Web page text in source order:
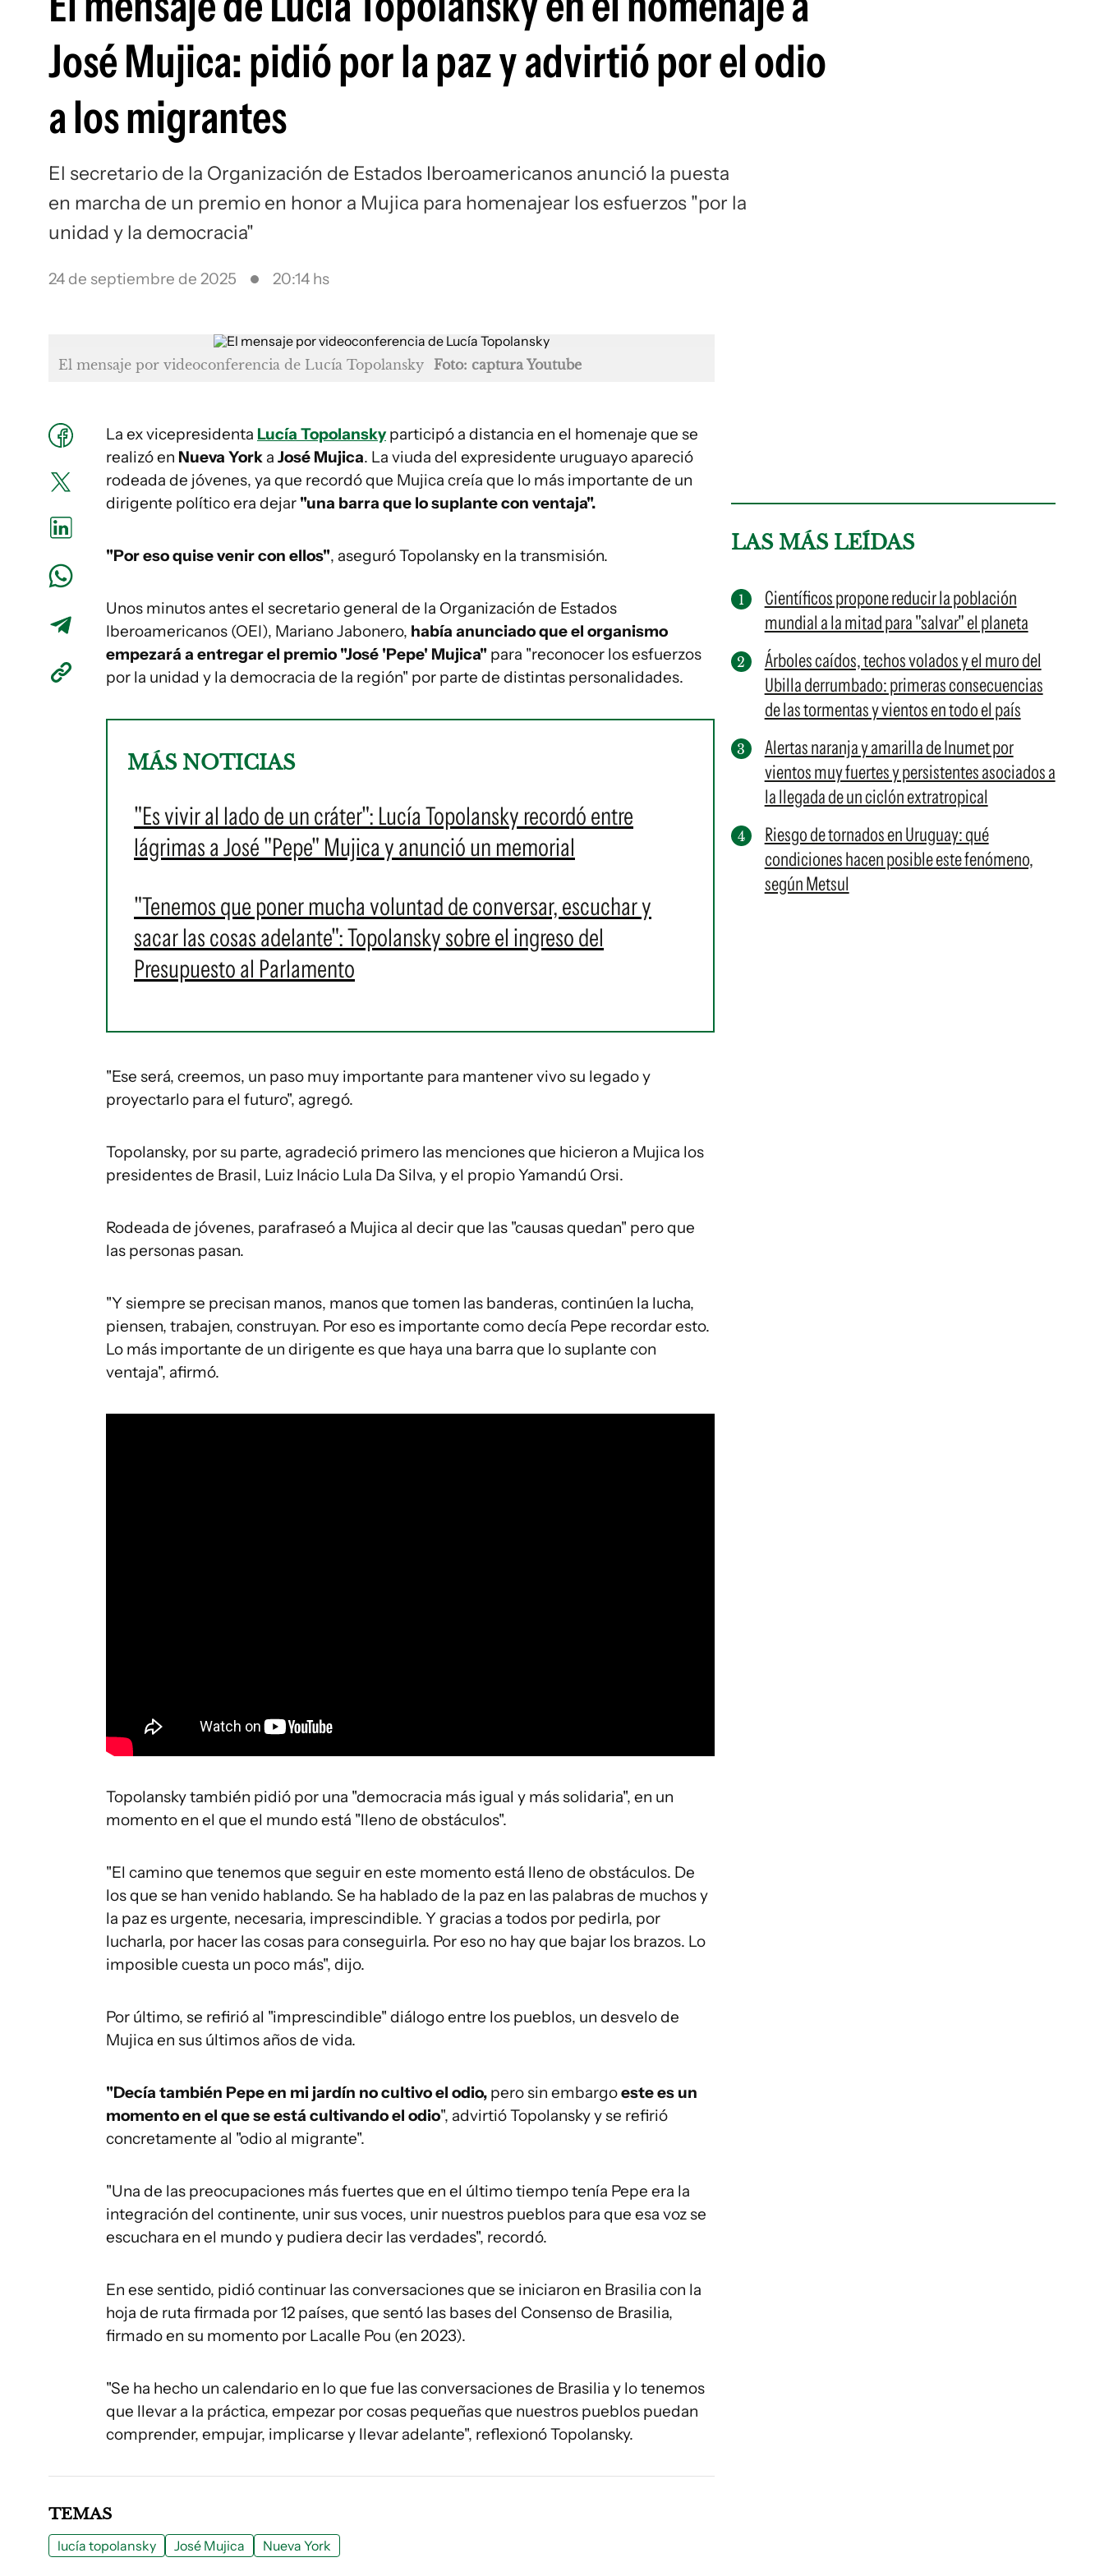
José Mujica: pidió por la paz y advirtió por el odio
a los migrantes
El secretario de la Organización de Estados Iberoamericanos anunció la puesta
en marcha de un premio en honor a Mujica para homenajear los esfuerzos "por la
unidad y la democracia"
24 de septiembre de 2025 20:14 hs
El mensaje por videoconferencia de Lucía Topolansky Foto: captura Youtube
La ex vicepresidenta Lucía Topolanskyparticipó a distancia en el homenaje que se
realizó en Nueva York a José Mujica. La viuda del expresidente uruguayo apareció
rodeada de jóvenes, ya que recordó que Mujica creía que lo más importante de un
dirigente político era dejar "una barra que lo suplante con ventaja".
"Por eso quise venir con ellos", aseguró Topolansky en la transmisión.
Unos minutos antes el secretario general de la Organización de Estados
Iberoamericanos (OEI), Mariano Jabonero, había anunciado que el organismo
empezará a entregar el premio "José 'Pepe' Mujica" para "reconocer los esfuerzos
por la unidad y la democracia de la región" por parte de distintas personalidades.
MÁS NOTICIAS
"Es vivir al lado de un cráter": Lucía Topolansky recordó entre
lágrimas a José "Pepe" Mujica y anunció un memorial
"Tenemos que poner mucha voluntad de conversar, escuchar y
sacar las cosas adelante": Topolansky sobre el ingreso del
Presupuesto al Parlamento
"Ese será, creemos, un paso muy importante para mantener vivo su legado y
proyectarlo para el futuro", agregó.
Topolansky, por su parte, agradeció primero las menciones que hicieron a Mujica los
presidentes de Brasil, Luiz Inácio Lula Da Silva, y el propio Yamandú Orsi.
Rodeada de jóvenes, parafraseó a Mujica al decir que las "causas quedan" pero que
las personas pasan.
"Y siempre se precisan manos, manos que tomen las banderas, continúen la lucha,
piensen, trabajen, construyan. Por eso es importante como decía Pepe recordar esto.
Lo más importante de un dirigente es que haya una barra que lo suplante con
ventaja", afirmó.
Topolansky también pidió por una "democracia más igual y más solidaria", en un
momento en el que el mundo está "lleno de obstáculos".
"El camino que tenemos que seguir en este momento está lleno de obstáculos. De
los que se han venido hablando. Se ha hablado de la paz en las palabras de muchos y
la paz es urgente, necesaria, imprescindible. Y gracias a todos por pedirla, por
lucharla, por hacer las cosas para conseguirla. Por eso no hay que bajar los brazos. Lo
imposible cuesta un poco más", dijo.
Por último, se refirió al "imprescindible" diálogo entre los pueblos, un desvelo de
Mujica en sus últimos años de vida.
"Decía también Pepe en mi jardín no cultivo el odio, pero sin embargoeste es un
momento en el que se está cultivando el odio", advirtió Topolansky y se refirió
concretamente al "odio al migrante".
"Una de las preocupaciones más fuertes que en el último tiempo tenía Pepe era la
integración del continente, unir sus voces, unir nuestros pueblos para que esa voz se
escuchara en el mundo y pudiera decir las verdades", recordó.
En ese sentido, pidió continuar las conversaciones que se iniciaron en Brasilia con la
hoja de ruta firmada por 12 países, que sentó las bases del Consenso de Brasilia,
firmado en su momento por Lacalle Pou (en 2023).
"Se ha hecho un calendario en lo que fue las conversaciones de Brasilia y lo tenemos
que llevar a la práctica, empezar por cosas pequeñas que nuestros pueblos puedan
comprender, empujar, implicarse y llevar adelante", reflexionó Topolansky.
LAS MÁS LEÍDAS
Científicos propone reducir la población
mundial a la mitad para "salvar" el planeta
Árboles caídos, techos volados y el muro del
Ubilla derrumbado: primeras consecuencias
de las tormentas y vientos en todo el país
Alertas naranja y amarilla de Inumet por
vientos muy fuertes y persistentes asociados a
la llegada de un ciclón extratropical
Riesgo de tornados en Uruguay: qué
condiciones hacen posible este fenómeno,
según Metsul
TEMAS
lucía topolansky José Mujica Nueva York